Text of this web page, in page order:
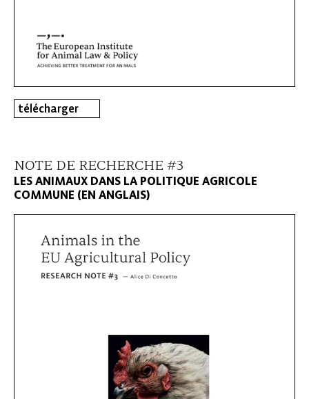
télécharger
NOTE DE RECHERCHE #3
LES ANIMAUX DANS LA POLITIQUE AGRICOLE
COMMUNE (EN ANGLAIS)